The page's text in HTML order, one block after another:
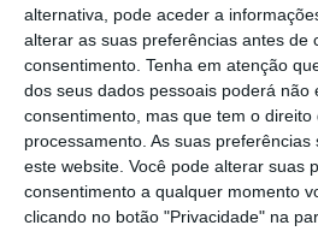
alternativa, pode aceder a
alterar as suas preferências antes de
consentimento. Tenha em atenção
dos seus dados pessoais poderá não
consentimento, mas que tem o
processamento. As suas
este website. Você pode alterar suas
consentimento a qualquer momento
clicando no botão "Privacidade" na
"Não temos passivo
disponibilidade de
distribuição de
porque temos uma
financeira muito
Francisco Lacerda